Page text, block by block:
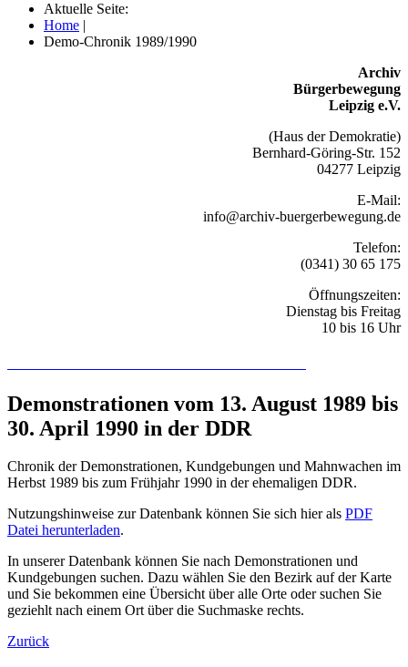
Aktuelle Seite:
Home |
Demo-Chronik 1989/1990
Archiv
Bürgerbewegung
Leipzig e.V.
(Haus der Demokratie)
Bernhard-Göring-Str. 152
04277 Leipzig
E-Mail:
info@archiv-buergerbewegung.de
Telefon:
(0341) 30 65 175
Öffnungszeiten:
Dienstag bis Freitag
10 bis 16 Uhr
Demonstrationen vom 13. August 1989 bis
30. April 1990 in der DDR
Chronik der Demonstrationen, Kundgebungen und Mahnwachen im
Herbst 1989 bis zum Frühjahr 1990 in der ehemaligen DDR.
Nutzungshinweise zur Datenbank können Sie sich hier als PDF
Datei herunterladen.
In unserer Datenbank können Sie nach Demonstrationen und
Kundgebungen suchen. Dazu wählen Sie den Bezirk auf der Karte
und Sie bekommen eine Übersicht über alle Orte oder suchen Sie
geziehlt nach einem Ort über die Suchmaske rechts.
Zurück